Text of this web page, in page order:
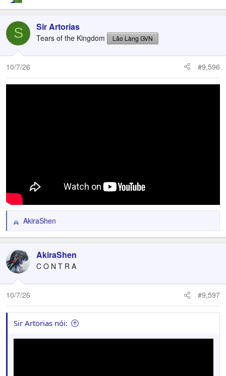
S Sir Artorias
Tears of the Kingdom Lão Làng GVN
10/7/26 #9,596
R
e
c
t
i
o
n
:
AkiraShen
AkiraShen
C O N T R A
10/7/26 #9,597
Sir Artorias nói: